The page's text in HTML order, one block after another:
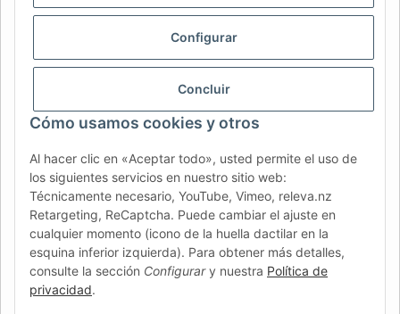
Configurar
Concluir
Cómo usamos cookies y otros
Al hacer clic en «Aceptar todo», usted permite el uso de
los siguientes servicios en nuestro sitio web:
Técnicamente necesario, YouTube, Vimeo, releva.nz
Retargeting, ReCaptcha. Puede cambiar el ajuste en
cualquier momento (icono de la huella dactilar en la
esquina inferior izquierda). Para obtener más detalles,
consulte la sección Configurary nuestra Política de
privacidad.
DE AT CH (DE) CH (FR)
BE (NL)
CZ
RO HR
AFATEK México| Su experto en refacciones para remolques
y vehículos comerciales
Contacto y soporte: moc.ketafa@ofni
Envío directo desde nuestro centro logístico en Alemania.